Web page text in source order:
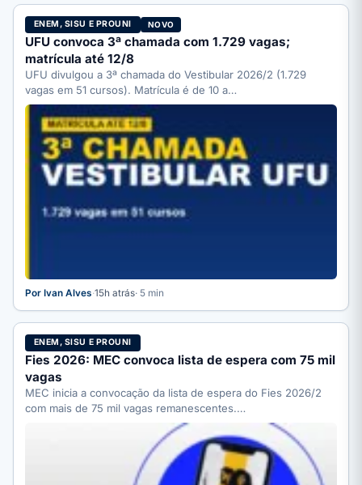
ENEM, SISU E PROUNI NOVO
UFU convoca 3ª chamada com 1.729 vagas;
matrícula até 12/8
UFU divulgou a 3ª chamada do Vestibular 2026/2 (1.729
vagas em 51 cursos). Matrícula é de 10 a…
Por Ivan Alves·15h atrás· 5 min
ENEM, SISU E PROUNI
Fies 2026: MEC convoca lista de espera com 75 mil
vagas
MEC inicia a convocação da lista de espera do Fies 2026/2
com mais de 75 mil vagas remanescentes.…